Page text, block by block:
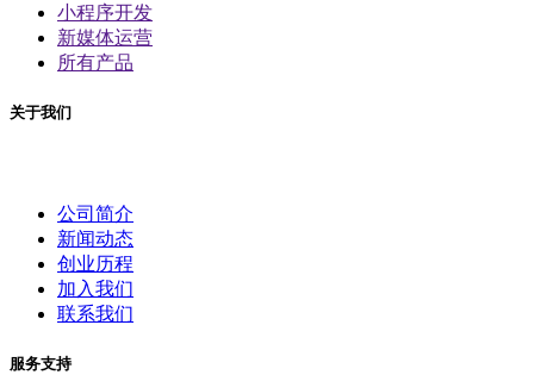
小程序开发
新媒体运营
所有产品
关于我们
公司简介
新闻动态
创业历程
加入我们
联系我们
服务支持